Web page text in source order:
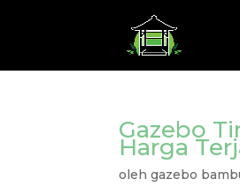
Gazebo
Harga
olehgazebo